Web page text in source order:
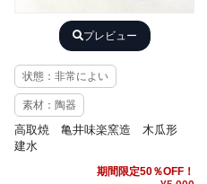
プレビュー
状態：非常によい
素材：陶器
高取焼 亀井味楽窯造 木瓜形
建水
期間限定50％OFF！